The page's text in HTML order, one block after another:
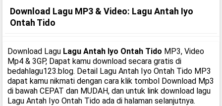
Download Lagu MP3 & Video: Lagu Antah Iyo
Ontah Tido
Download Lagu Lagu Antah Iyo Ontah Tido MP3, Video
Mp4 & 3GP, Dapat kamu download secara gratis di
bedahlagu123.blog. Detail Lagu Antah Iyo Ontah Tido MP3
dapat kamu nikmati dengan cara klik tombol Download Mp3
di bawah CEPAT dan MUDAH, dan untuk link download lagu
Lagu Antah Iyo Ontah Tido ada di halaman selanjutnya.